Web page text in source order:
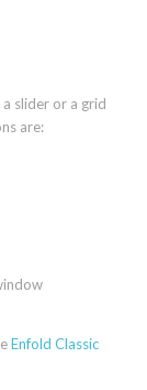
slider or a grid
are:
Enfold Classic